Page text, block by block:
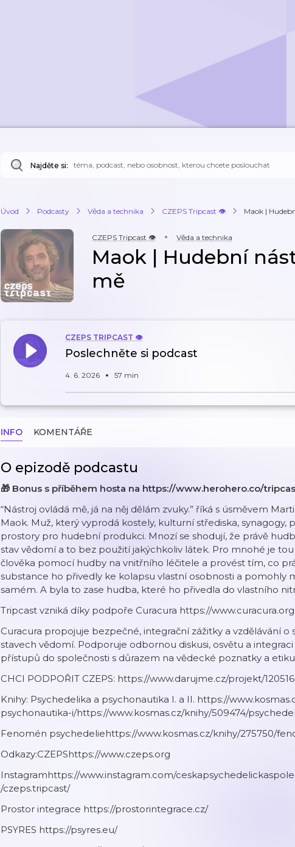
Najděte si:
Úvod Podcasty Věda a technika CZEPS Tripcast 👁️ Maok |
CZEPS Tripcast 👁️ Věda a technika
Maok | Hudební
mě
CZEPS TRIPCAST 👁️
Poslechněte si podcast
4. 6. 2026 57 min
INFO KOMENTÁŘE
O epizodě podcastu
🎁 Bonus s příběhem hosta na ⁠https://www.herohero.co/
“Nástroj ovládá mě, já na něj dělám zvuky.” říká s úsměvem
Maok. Muž, který vyprodá kostely, kulturní střediska, synagogy,
prostory pro hudební produkci. Mnozí se shodují, že právě
stav vědomí a to bez použití jakýchkoliv látek. Pro mnohé je
člověka pomocí hudby na vnitřního léčitele a provést tím, co
substance ho přivedly ke kolapsu vlastní osobnosti a pomohly
samém. A byla to zase hudba, které ho přivedla do vlastního
Tripcast vzniká díky podpoře Curacura https://www.curacura.org
Curacura propojuje bezpečné, integrační zážitky a vzdělávání
stavech vědomí. Podporuje odbornou diskusi, osvětu a
přístupů do společnosti s důrazem na vědecké poznatky a
CHCI PODPOŘIT CZEPS: https://www.darujme.cz/projekt/
Knihy: Psychedelika a psychonautika I. a II. https://
psychonautika-i/https://www.kosmas.cz/knihy/509474/
Fenomén psychedeliehttps://www.kosmas.cz/knihy/275750/
Odkazy:CZEPS⁠https://www.czeps.org
Instagram⁠https://www.instagram.com/
/czeps.tripcast/
Prostor integrace https://prostorintegrace.cz/
PSYRES https://psyres.eu/